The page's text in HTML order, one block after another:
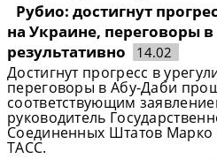
Рубио: достигнут
на Украине, переговоры
результативно
14.02
Достигнут прогресс в
переговоры в Абу-Даби
соответствующим
руководитель
Соединенных Штатов
ТАСС.